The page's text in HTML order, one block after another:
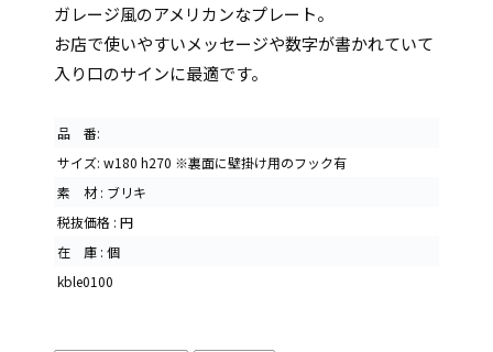
ガレージ風のアメリカンなプレート。
お店で使いやすいメッセージや数字が書かれていて
入り口のサインに最適です。
品 番:
サイズ: w180 h270 ※裏面に壁掛け用のフック有
素 材 : ブリキ
税抜価格 : 円
在 庫 : 個
kble0100